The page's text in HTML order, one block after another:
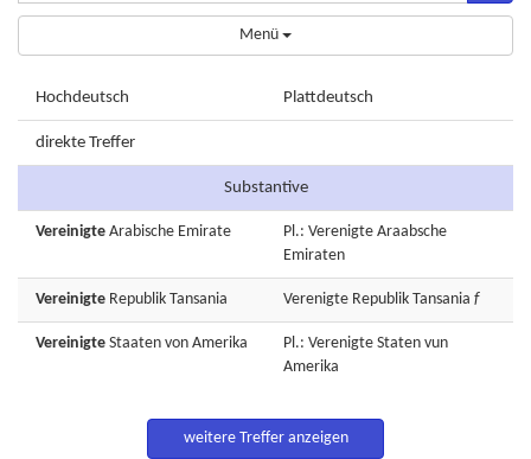
Menü
Hochdeutsch Plattdeutsch
direkte Treffer
Substantive
Vereinigte Arabische Emirate
Pl.: Verenigte Araabsche
Emiraten
Vereinigte Republik Tansania Verenigte Republik Tansania f
Vereinigte Staaten von Amerika
Pl.: Verenigte Staten vun
Amerika
weitere Treffer anzeigen